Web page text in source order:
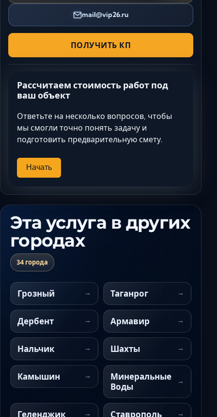
mail@vip26.ru
ПОЛУЧИТЬ КП
Рассчитаем стоимость работ под
ваш объект
Ответьте на несколько вопросов, чтобы
мы смогли точно понять задачу и
подготовить предварительную смету.
Начать
Эта услуга в других
городах
34 города
Грозный Таганрог
Дербент Армавир
Нальчик Шахты
Камышин
Минеральные
Воды
Геленджик Ставрополь